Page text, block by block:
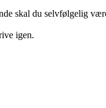
skal du selvfølgelig
igen.